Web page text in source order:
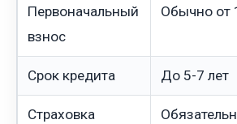
Первоначальный
взнос
Обычно от
Срок кредита До 5-7 лет
Страховка